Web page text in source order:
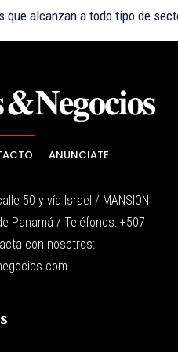
que alcanzan a todo tipo de
ANUNCIATE
50 y vía Israel / MANSION
Panamá / Teléfonos: +507
con nosotros: